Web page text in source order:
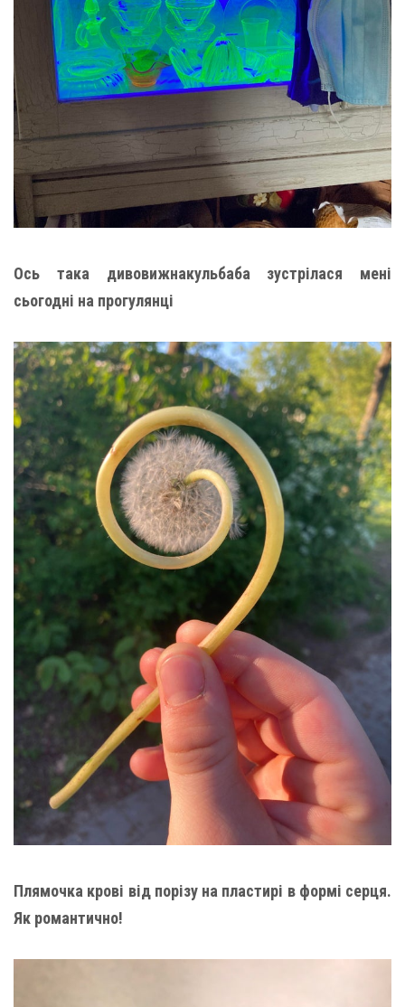
Ось така дивовижнакульбаба зустрілася мені
сьогодні на прогулянці
Плямочка крові від порізу на пластирі в формі серця.
Як романтично!